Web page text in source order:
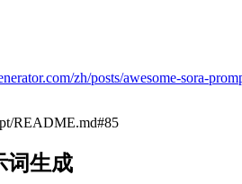
zh/posts/awesome-sora-
README.md#85
词生成